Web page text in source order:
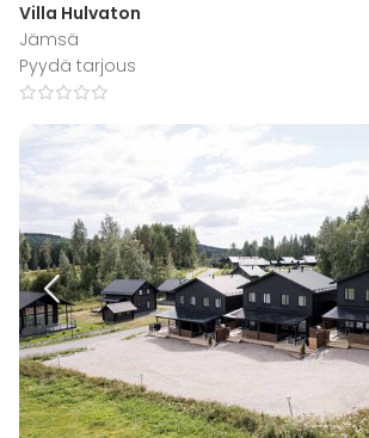
Villa Hulvaton
Jämsä
Pyydä tarjous